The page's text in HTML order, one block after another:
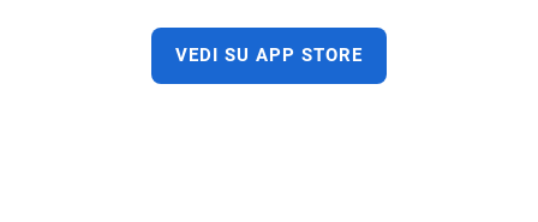
VEDI SU APP STORE